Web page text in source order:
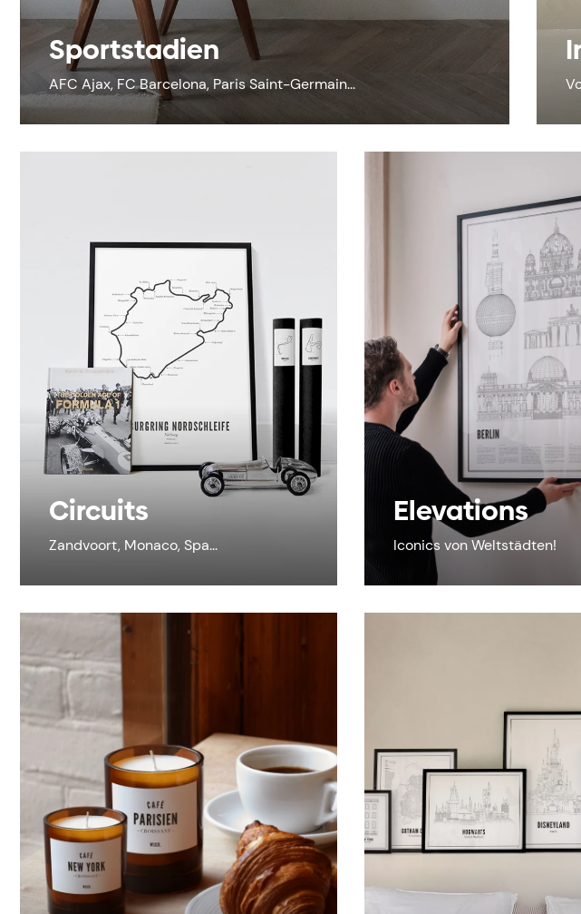
Sportstadien
AFC Ajax, FC Barcelona, Paris Saint-Germain...
Circuits
Zandvoort, Monaco, Spa...
Elevations
Iconics von Weltstädten!